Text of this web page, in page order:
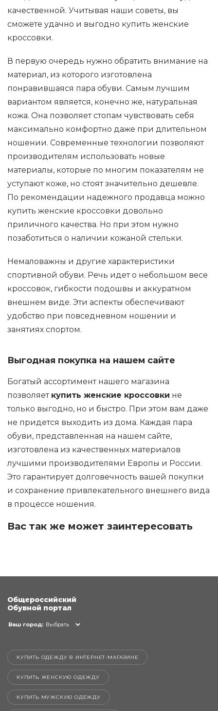
качественной. Учитывая наши советы, вы
сможете удачно и выгодно купить женские
кроссовки.
В первую очередь нужно обратить внимание на
материал, из которого изготовлена
понравившаяся пара обуви. Самым лучшим
вариантом является, конечно же, натуральная
кожа. Она позволяет стопам чувствовать себя
максимально комфортно даже при длительном
ношении. Современные технологии позволяют
производителям использовать новые
материалы, которые по многим показателям не
уступают коже, но стоят значительно дешевле.
По рекомендации надежного продавца можно
купить женские кроссовки довольно
приличного качества. Но при этом нужно
позаботиться о наличии кожаной стельки.
Немаловажны и другие характеристики
спортивной обуви. Речь идет о небольшом весе
кроссовок, гибкости подошвы и аккуратном
внешнем виде. Эти аспекты обеспечивают
удобство при повседневном ношении и
занятиях спортом.
Выгодная покупка на нашем сайте
Богатый ассортимент нашего магазина
позволяет купить женские кроссовки не
только выгодно, но и быстро. При этом вам даже
не придется выходить из дома. Каждая пара
обуви, представленная на нашем сайте,
изготовлена из качественных материалов
лучшими производителями Европы и России.
Это гарантирует долговечность вашей покупки
и сохранение привлекательного внешнего вида
в процессе ношения.
Вас так же может заинтересовать
Общероссийский
Обувной портал
Ваш город: Выбрать
КУПИТЬ ОДЕЖДУ В ИНТЕРНЕТ-МАГАЗИНЕ
КУПИТЬ ЖЕНСКУЮ ОДЕЖДУ
КУПИТЬ МУЖСКУЮ ОДЕЖДУ